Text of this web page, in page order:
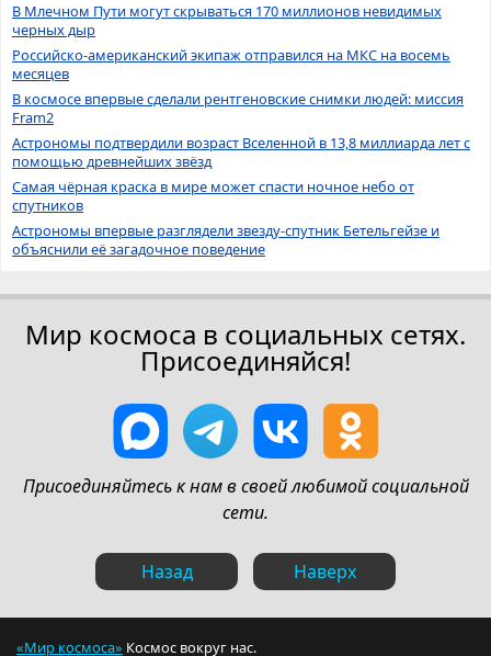
В Млечном Пути могут скрываться 170 миллионов невидимых
черных дыр
Российско-американский экипаж отправился на МКС на восемь
месяцев
В космосе впервые сделали рентгеновские снимки людей: миссия
Fram2
Астрономы подтвердили возраст Вселенной в 13,8 миллиарда лет с
помощью древнейших звёзд
Самая чёрная краска в мире может спасти ночное небо от
спутников
Астрономы впервые разглядели звезду-спутник Бетельгейзе и
объяснили её загадочное поведение
Мир космоса в социальных сетях.
Присоединяйся!
Присоединяйтесь к нам в своей любимой социальной
сети.
Назад Наверх
«Мир космоса» Космос вокруг нас.